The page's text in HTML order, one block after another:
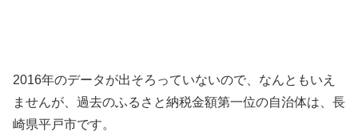
2016年のデータが出そろっていないので、なんともいえ
ませんが、過去のふるさと納税金額第一位の自治体は、長
崎県平戸市です。